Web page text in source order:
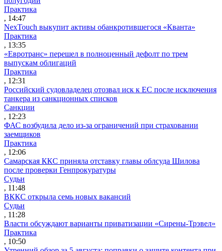
Практика
, 14:47
NexTouch выкупит активы обанкротившегося «Кванта»
Практика
, 13:35
«Евротранс» перешел в полноценный дефолт по трем
выпускам облигаций
Практика
, 12:31
Российский судовладелец отозвал иск к ЕС после исключения
танкера из санкционных списков
Санкции
, 12:23
ФАС возбудила дело из-за ограничений при страховании
заемщиков
Практика
, 12:06
Самарская ККС приняла отставку главы облсуда Шилова
после проверки Генпрокуратуры
Судьи
, 11:48
ВККС открыла семь новых вакансий
Судьи
, 11:28
Власти обсуждают варианты приватизации «Сирены-Трэвел»
Практика
, 10:50